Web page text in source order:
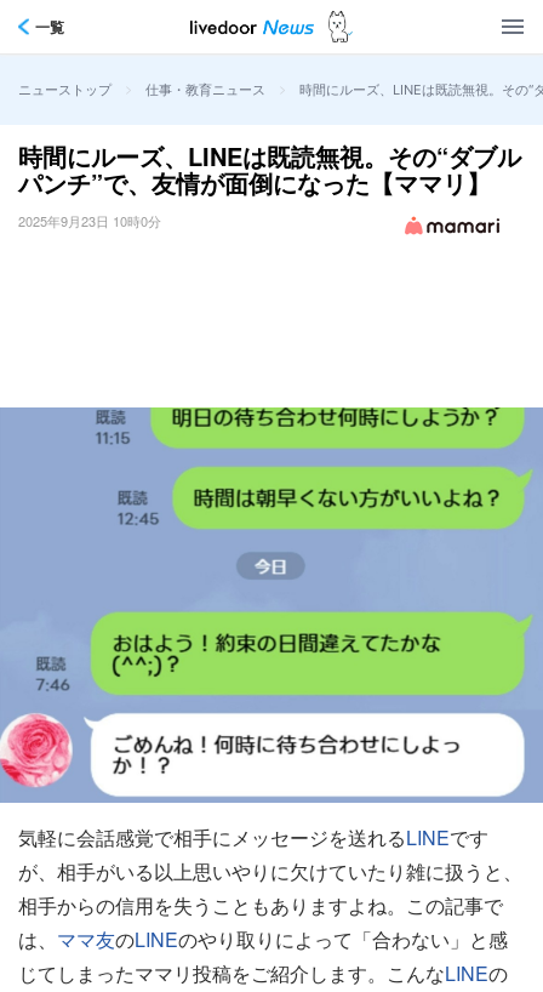
一覧
ニューストップ > 仕事・教育ニュース > 時間にルーズ、LINEは既読無視。その“
時間にルーズ、LINEは既読無視。その“ダブル
パンチ”で、友情が面倒になった【ママリ】
2025年9月23日 10時0分
気軽に会話感覚で相手にメッセージを送れるLINEです
が、相手がいる以上思いやりに欠けていたり雑に扱うと、
相手からの信用を失うこともありますよね。この記事で
は、 ママ友のLINEのやり取りによって「合わない」と感
じてしまったママリ投稿をご紹介します。こんなLINEの